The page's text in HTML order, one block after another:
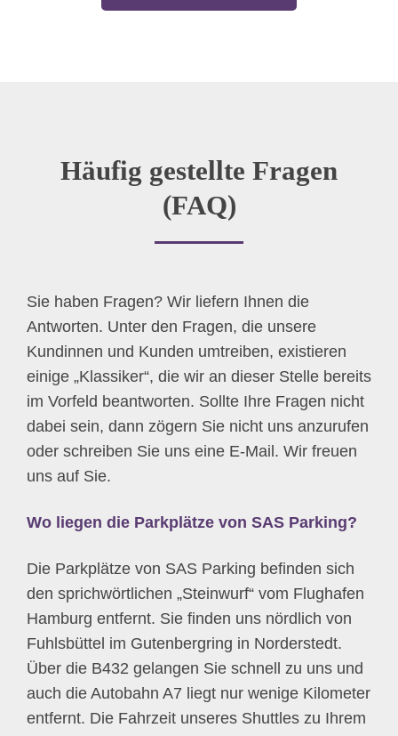
Häufig gestellte Fragen
(FAQ)
Sie haben Fragen? Wir liefern Ihnen die
Antworten. Unter den Fragen, die unsere
Kundinnen und Kunden umtreiben, existieren
einige „Klassiker“, die wir an dieser Stelle bereits
im Vorfeld beantworten. Sollte Ihre Fragen nicht
dabei sein, dann zögern Sie nicht uns anzurufen
oder schreiben Sie uns eine E-Mail. Wir freuen
uns auf Sie.
Wo liegen die Parkplätze von SAS Parking?
Die Parkplätze von SAS Parking befinden sich
den sprichwörtlichen „Steinwurf“ vom Flughafen
Hamburg entfernt. Sie finden uns nördlich von
Fuhlsbüttel im Gutenbergring in Norderstedt.
Über die B432 gelangen Sie schnell zu uns und
auch die Autobahn A7 liegt nur wenige Kilometer
entfernt. Die Fahrzeit unseres Shuttles zu Ihrem